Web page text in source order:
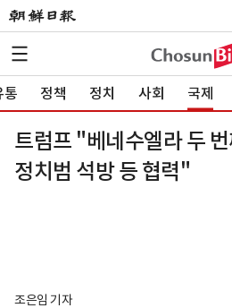
통 정책 정치 사회 국제
트럼프 "베네수엘라 두
정치범 석방 등 협력"
조은임 기자